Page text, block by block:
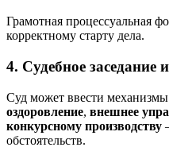
Грамотная процессуальная
корректному старту дела.
4. Судебное заседание
Суд может ввести
оздоровление, внешнее
конкурсному производству
обстоятельств.